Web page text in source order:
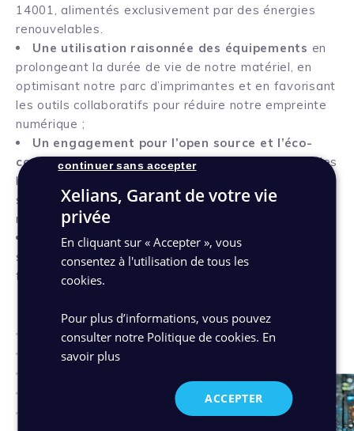
14001, alimentés exclusivement par des énergies
renouvelables.
Une utilisation raisonnée des équipements en
prolongeant la durée de vie de notre matériel, en
optimisant notre parc d’imprimantes et en favorisant
les outils collaboratifs pour réduire notre empreinte
numérique ;
Un engagement pour l’open source et l’éco-
conceptionpour limiter l’impact environnemental des
logiciels que nous développons. Notre rôle en ce
sens est d’accompagner nos clients vers des usages
numériques plus responsables ;
Une amélioration continue qui passe par la
sensibilisation, l’innovation et l’optimisation pour
favoriser un usage plus durable des technologies.
Xelians, Garant de votre vie
privée
En cliquant sur « Accepter », vous
consentez à l'utilisation de tous les
cookies.
Pour plus d’informations, vous pouvez
consulter notre Politique de cookies. En
savoir plus
ACCEPTER
continuer sans accepter